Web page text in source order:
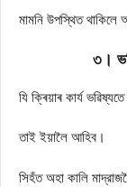
মামনি উপস্থিত থাকিলে
৩।
যি ক্ৰিয়াৰ কাৰ্য
তাই ইয়ালৈ আহিব।
সিহঁত অহা কালি